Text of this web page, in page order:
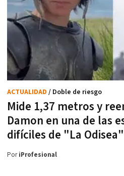
Mide 1,37 metros y
Damon en una de las
difíciles de "La Odisea"
ACTUALIDAD / Doble de riesgo
PoriProfesional